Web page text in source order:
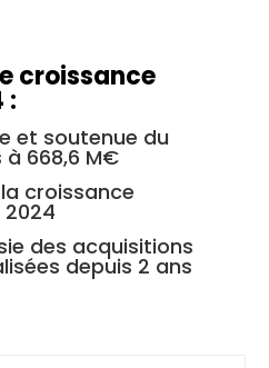
croissance
:
et soutenue du
à 668,6 M€
croissance
des acquisitions
depuis 2 ans